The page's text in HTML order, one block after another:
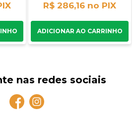
R$ 286,16
nas redes sociais